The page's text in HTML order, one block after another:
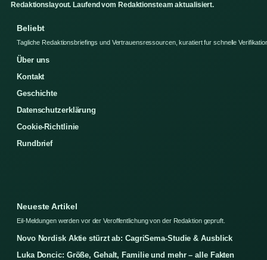
Redaktionslayout. Laufend vom Redaktionsteam aktualisiert.
Beliebt
Tagliche Redaktionsbriefings und Vertrauensressourcen, kuratiert fur schnelle
Über uns
Kontakt
Geschichte
Datenschutzerklärung
Cookie-Richtlinie
Rundbrief
Neueste Artikel
Eil-Meldungen werden vor der Veroffentlichung von der Redaktion gepruft.
Novo Nordisk Aktie stürzt ab: CagriSema-Studie & Ausblick
Luka Doncic: Größe, Gehalt, Familie und mehr – alle Fakten